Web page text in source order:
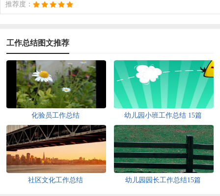
推荐度：
工作总结图文推荐
化验员工作总结 幼儿园小班工作总结 15篇
社区文化工作总结 幼儿园园长工作总结15篇